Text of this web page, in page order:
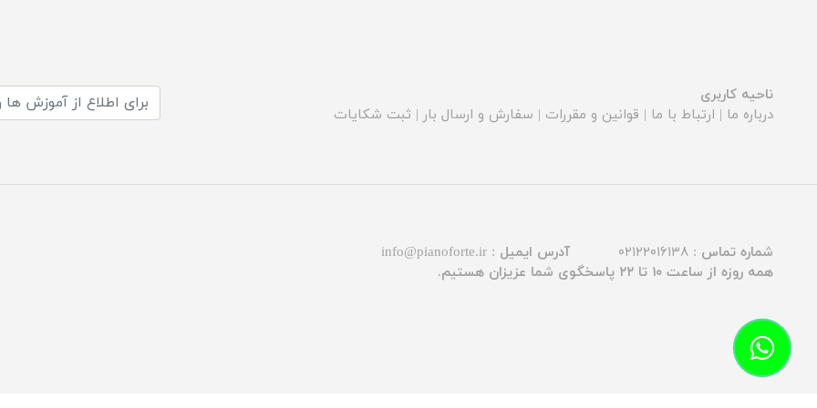
ناحیه کاربری
درباره ما | ارتباط با ما | قوانین و مقررات | سفارش و ارسال بار | ثبت شکایات
شماره تماس : ۰۲۱۲۲۰۱۶۱۳۸ آدرس ایمیل : info@pianoforte.ir
همه روزه از ساعت ۱۰ تا ۲۲ پاسخگوی شما عزیزان هستیم.